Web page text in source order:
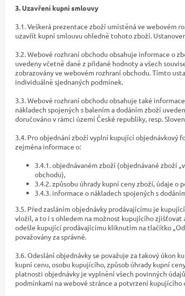
3. Uzavření kupní smlouvy
3.1. Veškerá prezentace zboží umístěná ve webovém
uzavřít kupní smlouvu ohledně tohoto zboží.
3.2. Webové rozhraní obchodu obsahuje informace o
uvedeny včetně daně z přidané hodnoty a všech
zobrazovány ve webovém rozhraní obchodu. Tímto
individuálně sjednaných podmínek.
3.3. Webové rozhraní obchodu obsahuje také
nákladech spojených s balením a dodáním zboží
doručováno v rámci území České republiky, resp.
3.4. Pro objednání zboží vyplní kupující objednávkový
zejména informace o:
3.4.1. objednávaném zboží (objednávané zboží
obchodu),
3.4.2. způsobu úhrady kupní ceny zboží, údaje o
3.4.3. informace o nákladech spojených s
3.5. Před zasláním objednávky prodávajícímu je
vložil, a to i s ohledem na možnost kupujícího zjišťovat
odešle kupující prodávajícímu kliknutím na tlačítko
považovány za správné.
3.6. Odeslání objednávky se považuje za takový úkon
kupní cenu, osobu kupujícího, způsob úhrady kupní
platnosti objednávky je vyplnění všech povinných
podmínkami na webové stránce a potvrzení